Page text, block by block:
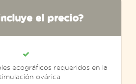
el precio?
ecográficos requeridos en la
ovárica